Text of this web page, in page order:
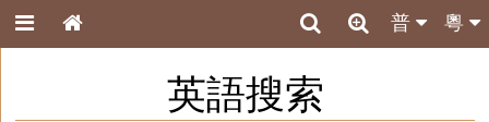
粵
普
英語搜索